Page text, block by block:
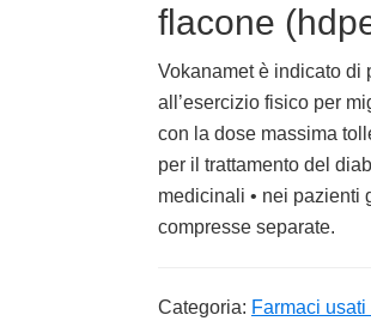
flacone
Vokanamet è indicato di
all’esercizio fisico per
con la dose massima
per il trattamento del
medicinali • nei pazienti
compresse separate.
Categoria: Farmaci